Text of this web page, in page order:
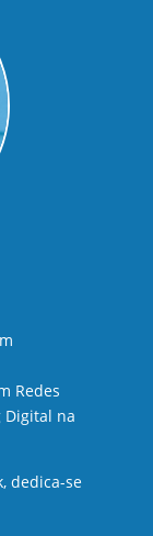
Redes
Digital na
dedica-se